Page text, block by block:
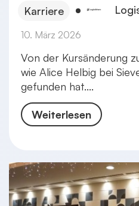
Karriere
10. März 2026
Von der Kursänderung
wie Alice Helbig bei
gefunden hat....
Weiterlesen